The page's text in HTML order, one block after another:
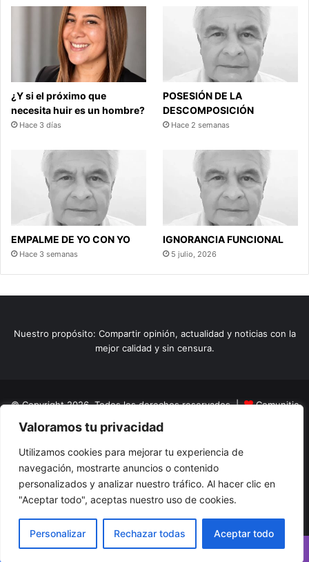
Valoramos tu privacidad
Utilizamos cookies para mejorar tu experiencia de
navegación, mostrarte anuncios o contenido
personalizados y analizar nuestro tráfico. Al hacer clic en
"Aceptar todo", aceptas nuestro uso de cookies.
Personalizar Rechazar todas Aceptar todo
¿Y si el próximo que
necesita huir es un hombre?
Hace 3 días
POSESIÓN DE LA
DESCOMPOSICIÓN
Hace 2 semanas
EMPALME DE YO CON YO
Hace 3 semanas
IGNORANCIA FUNCIONAL
5 julio, 2026
Nuestro propósito: Compartir opinión, actualidad y noticias con la
mejor calidad y sin censura.
© Copyright 2026, Todos los derechos reservados |
Comunitic
SAS BICNit 901228106
Home
Actualidad Variedades Opinion Turismo
El Tinteadero
Caricaturas Reportajes
FacebookYouTubeInstagram